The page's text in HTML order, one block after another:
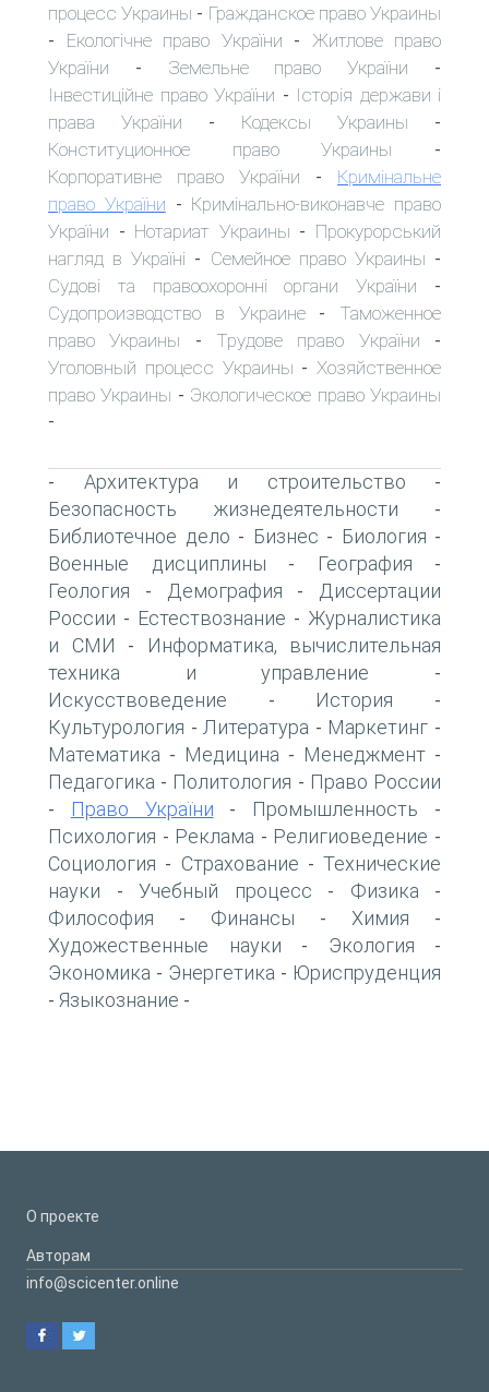
процесс Украины - Гражданское право Украины
- Екологічне право України - Житлове право
України - Земельне право України -
Інвестиційне право України - Історія держави і
права України - Кодексы Украины -
Конституционное право Украины -
Корпоративне право України - Кримінальне
право України - Кримінально-виконавче право
України - Нотариат Украины - Прокурорський
нагляд в Україні - Семейное право Украины -
Судові та правоохоронні органи України -
Судопроизводство в Украине- Таможенное
право Украины - Трудове право України -
Уголовный процесс Украины - Хозяйственное
право Украины - Экологическое право Украины
-
- Архитектура и строительство -
Безопасность жизнедеятельности -
Библиотечное дело - Бизнес - Биология -
Военные дисциплины - География -
Геология - Демография -
Диссертации
России - Естествознание - Журналистика
и СМИ -
Информатика, вычислительная
техника и управление -
Искусствоведение - История -
Культурология - Литература - Маркетинг -
Математика - Медицина - Менеджмент -
Педагогика - Политология - Право России
- Право України - Промышленность -
Психология - Реклама - Религиоведение -
Социология - Страхование - Технические
науки - Учебный процесс - Физика -
Философия - Финансы - Химия -
Художественные науки - Экология -
Экономика - Энергетика - Юриспруденция
- Языкознание -
О проекте
Авторам
info@scicenter.online